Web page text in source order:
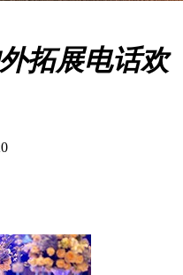
拓展电话欢